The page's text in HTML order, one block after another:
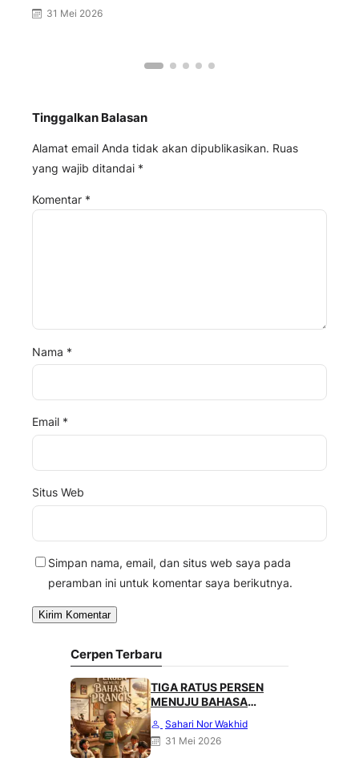
31 Mei 2026
Tinggalkan Balasan
Alamat email Anda tidak akan dipublikasikan. Ruas
yang wajib ditandai *
Komentar *
Nama *
Email *
Situs Web
Simpan nama, email, dan situs web saya pada
peramban ini untuk komentar saya berikutnya.
Cerpen Terbaru
TIGA RATUS PERSEN
MENUJU BAHASA
Sahari Nor Wakhid
31 Mei 2026